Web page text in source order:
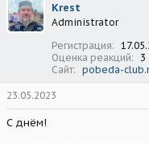
и
и
Krest
Administrator
Регистрация
Оценка реакций
3
Сайт
pobeda-
23.05.2023
С днём!